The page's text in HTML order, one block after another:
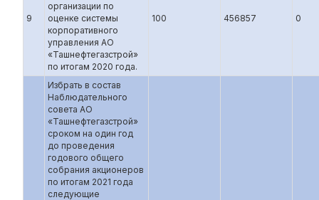
9
организации по
оценке системы
корпоративного
управления АО
«Ташнефтегазстрой»
по итогам 2020 года.
100 456857 0
Избрать в состав
Наблюдательного
совета АО
«Ташнефтегазстрой»
сроком на один год
до проведения
годового общего
собрания акционеров
по итогам 2021 года
следующие